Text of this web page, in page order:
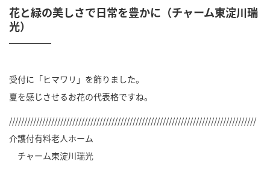
花と緑の美しさで日常を豊かに（チャーム東淀川瑞
光）
受付に「ヒマワリ」を飾りました。
夏を感じさせるお花の代表格ですね。
//////////////////////////////////////////////////////////////////////////////////
介護付有料老人ホーム
チャーム東淀川瑞光